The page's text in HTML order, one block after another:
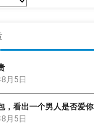
月5日
，看出一个男人是否爱你
月5日